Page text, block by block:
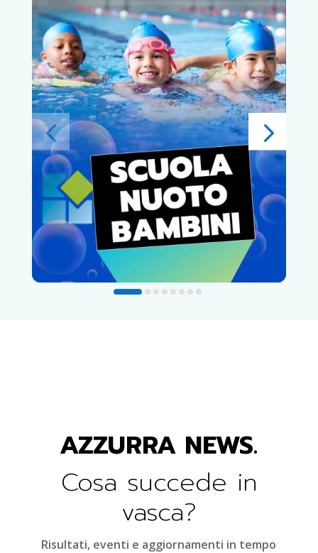
AZZURRA NEWS.
Cosa succede in
vasca?
Risultati, eventi e aggiornamenti in tempo